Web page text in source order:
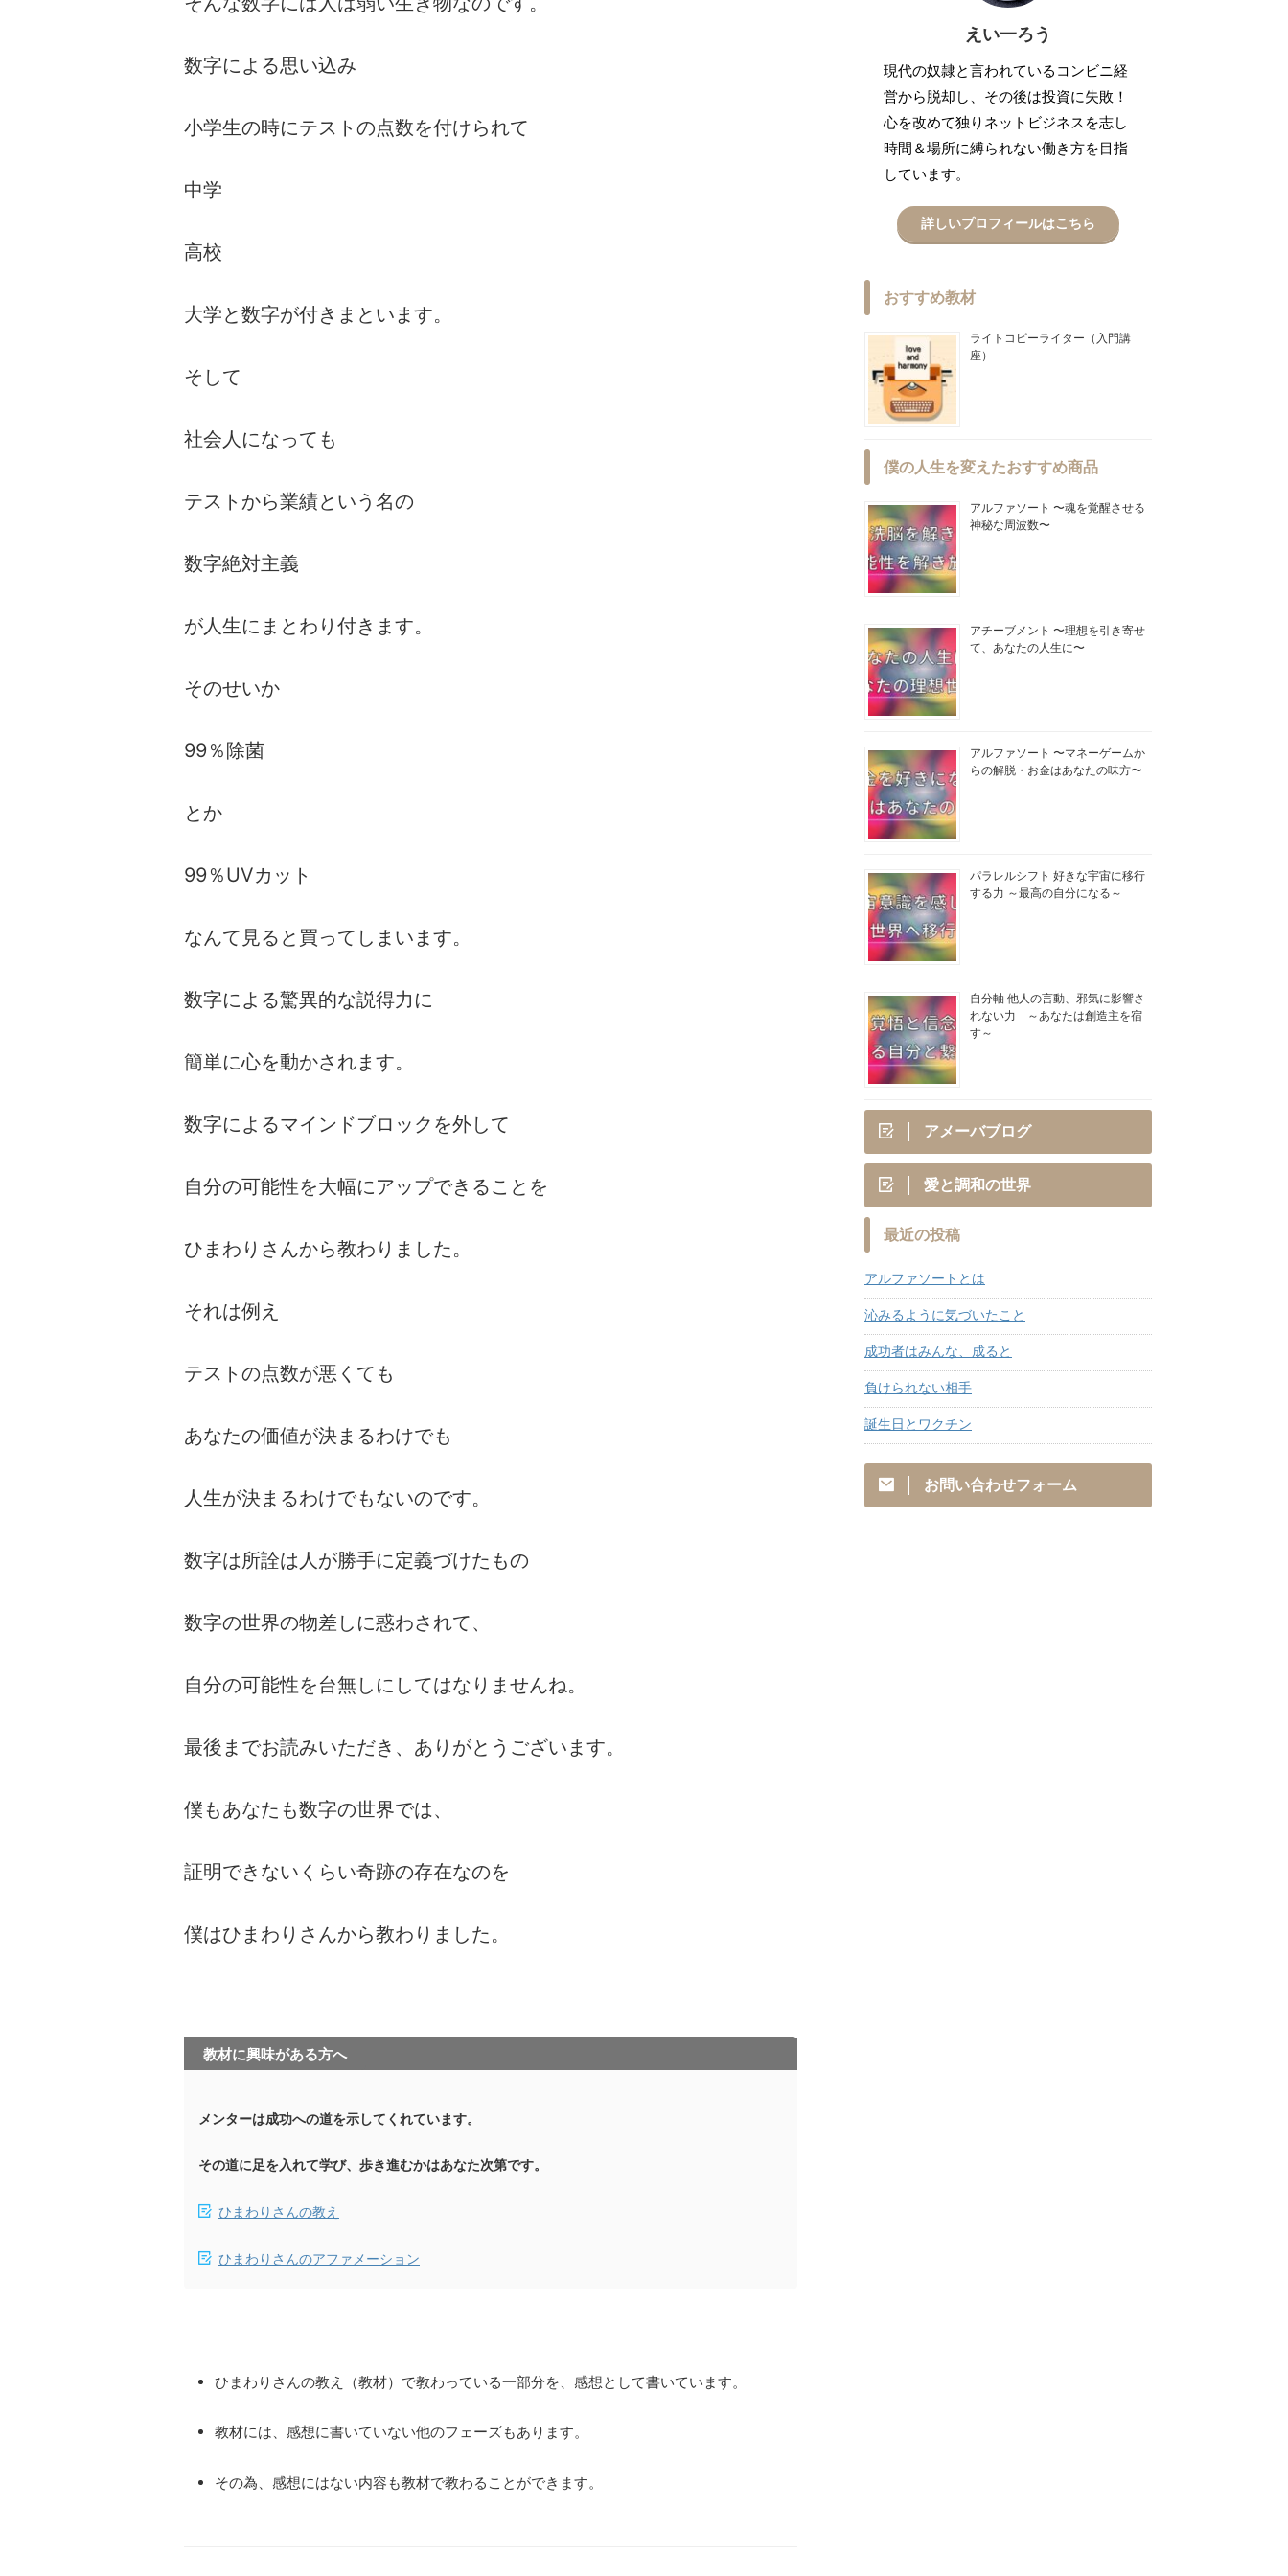
数字による思い込み
小学生の時にテストの点数を付けられて
中学
高校
大学と数字が付きまといます。
そして
社会人になっても
テストから業績という名の
数字絶対主義
が人生にまとわり付きます。
そのせいか
99％除菌
とか
99％UVカット
なんて見ると買ってしまいます。
数字による驚異的な説得力に
簡単に心を動かされます。
数字によるマインドブロックを外して
自分の可能性を大幅にアップできることを
ひまわりさんから教わりました。
それは例え
テストの点数が悪くても
あなたの価値が決まるわけでも
人生が決まるわけでもないのです。
数字は所詮は人が勝手に定義づけたもの
数字の世界の物差しに惑わされて、
自分の可能性を台無しにしてはなりませんね。
最後までお読みいただき、ありがとうございます。
僕もあなたも数字の世界では、
証明できないくらい奇跡の存在なのを
僕はひまわりさんから教わりました。
教材に興味がある方へ
メンターは成功への道を示してくれています。
その道に足を入れて学び、歩き進むかはあなた次第です。
ひまわりさんの教え
ひまわりさんのアファメーション
ひまわりさんの教え（教材）で教わっている一部分を、感想として書いています。
教材には、感想に書いていない他のフェーズもあります。
その為、感想にはない内容も教材で教わることができます。
えい一ろう
現代の奴隷と言われているコンビニ経
営から脱却し、その後は投資に失敗！
心を改めて独りネットビジネスを志し
時間＆場所に縛られない働き方を目指
しています。
詳しいプロフィールはこちら
おすすめ教材
ライトコピーライター（入門講
座）
僕の人生を変えたおすすめ商品
アルファソート 〜魂を覚醒させる
神秘な周波数〜
アチーブメント 〜理想を引き寄せ
て、あなたの人生に〜
アルファソート 〜マネーゲームか
らの解脱・お金はあなたの味方〜
パラレルシフト 好きな宇宙に移行
する力 ～最高の自分になる～
自分軸 他人の言動、邪気に影響さ
れない力 ～あなたは創造主を宿
す～
アメーバブログ
愛と調和の世界
最近の投稿
アルファソートとは
沁みるように気づいたこと
成功者はみんな、成ると
負けられない相手
誕生日とワクチン
お問い合わせフォーム